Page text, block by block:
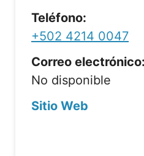
Teléfono:
+502 4214 0047
Correo electrónico:
No disponible
Sitio Web